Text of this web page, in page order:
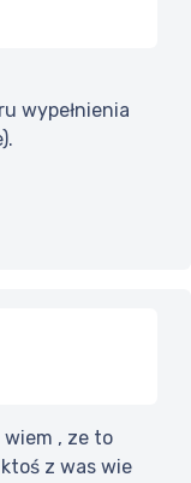
wypełnienia
wiem , ze to
z was wie